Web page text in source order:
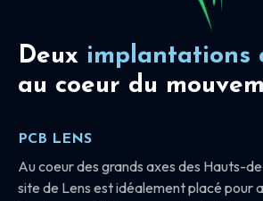
Deux implantations
au coeur du
PCB LENS
Au coeur des grands axes des Hauts-
site de Lens est idéalement placé pour